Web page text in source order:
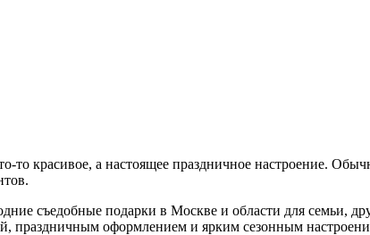
то красивое, а настоящее праздничное настроение.
съедобные подарки в Москве и области для семьи,
праздничным оформлением и ярким сезонным